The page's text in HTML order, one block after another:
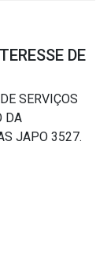
DE
SERVIÇOS
DA
JAPO 3527.